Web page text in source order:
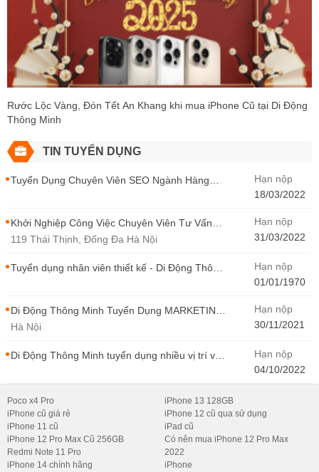
Rước Lộc Vàng, Đón Tết An Khang khi mua iPhone Cũ tại Di Động
Thông Minh
TIN TUYỂN DỤNG
Tuyển Dụng Chuyên Viên SEO Ngành Hàng
Hạn nộp
18/03/2022
Khởi Nghiệp Công Việc Chuyên Viên Tư Vấn
Bán Hàng Di Động Thông Minh
119 Thái Thịnh, Đống Đa Hà Nội
Hạn nộp
31/03/2022
Tuyển dụng nhân viên thiết kế - Di Động Thông
Hạn nộp
01/01/1970
Di Động Thông Minh Tuyển Dụng MARKETING
- CONTENT WIRITER
Hà Nội
Hạn nộp
30/11/2021
Di Động Thông Minh tuyển dụng nhiều vị trí với
Thông Minh
Hạn nộp
04/10/2022
Poco x4 Pro
iPhone cũ giá rẻ
iPhone 11 cũ
iPhone 12 Pro Max Cũ 256GB
Redmi Note 11 Pro
iPhone 14 chính hãng
iPhone 13 128GB
iPhone 12 cũ qua sử dụng
iPad cũ
Có nên mua iPhone 12 Pro Max
2022
iPhone